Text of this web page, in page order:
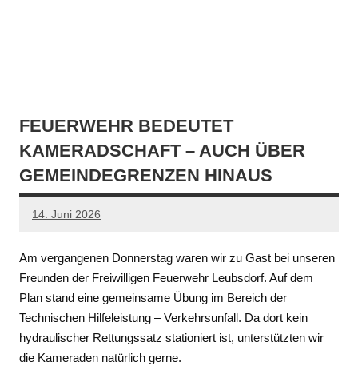
FEUERWEHR BEDEUTET
KAMERADSCHAFT – AUCH ÜBER
GEMEINDEGRENZEN HINAUS
14. Juni 2026
Am vergangenen Donnerstag waren wir zu Gast bei unseren
Freunden der Freiwilligen Feuerwehr Leubsdorf. Auf dem
Plan stand eine gemeinsame Übung im Bereich der
Technischen Hilfeleistung – Verkehrsunfall. Da dort kein
hydraulischer Rettungssatz stationiert ist, unterstützten wir
die Kameraden natürlich gerne.